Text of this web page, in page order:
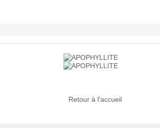
Retour à l'accueil